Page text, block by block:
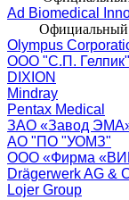
Ad Biomedical
Официальный
Olympus
ООО "С.П. Гелпик"
DIXION
Mindray
Pentax Medical
ЗАО «Завод
АО "ПО "УОМЗ"
ООО «Фирма
Drägerwerk AG &
Lojer Group